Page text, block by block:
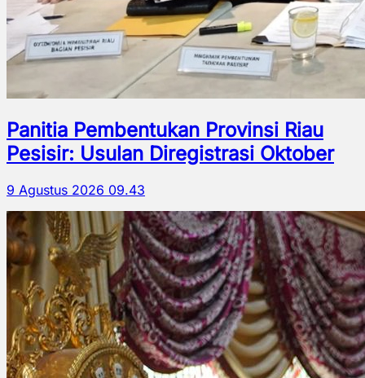
Panitia Pembentukan Provinsi Riau
Pesisir: Usulan Diregistrasi Oktober
9 Agustus 2026 09.43